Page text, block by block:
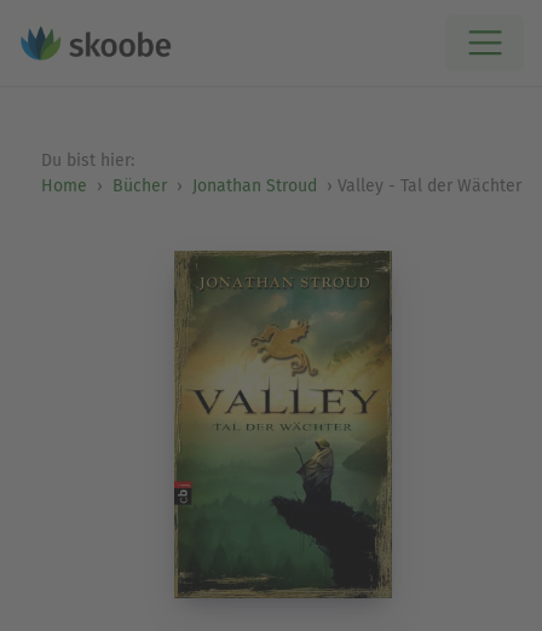
Du bist hier:
Home
Bücher Jonathan Stroud Valley - Tal der Wächter